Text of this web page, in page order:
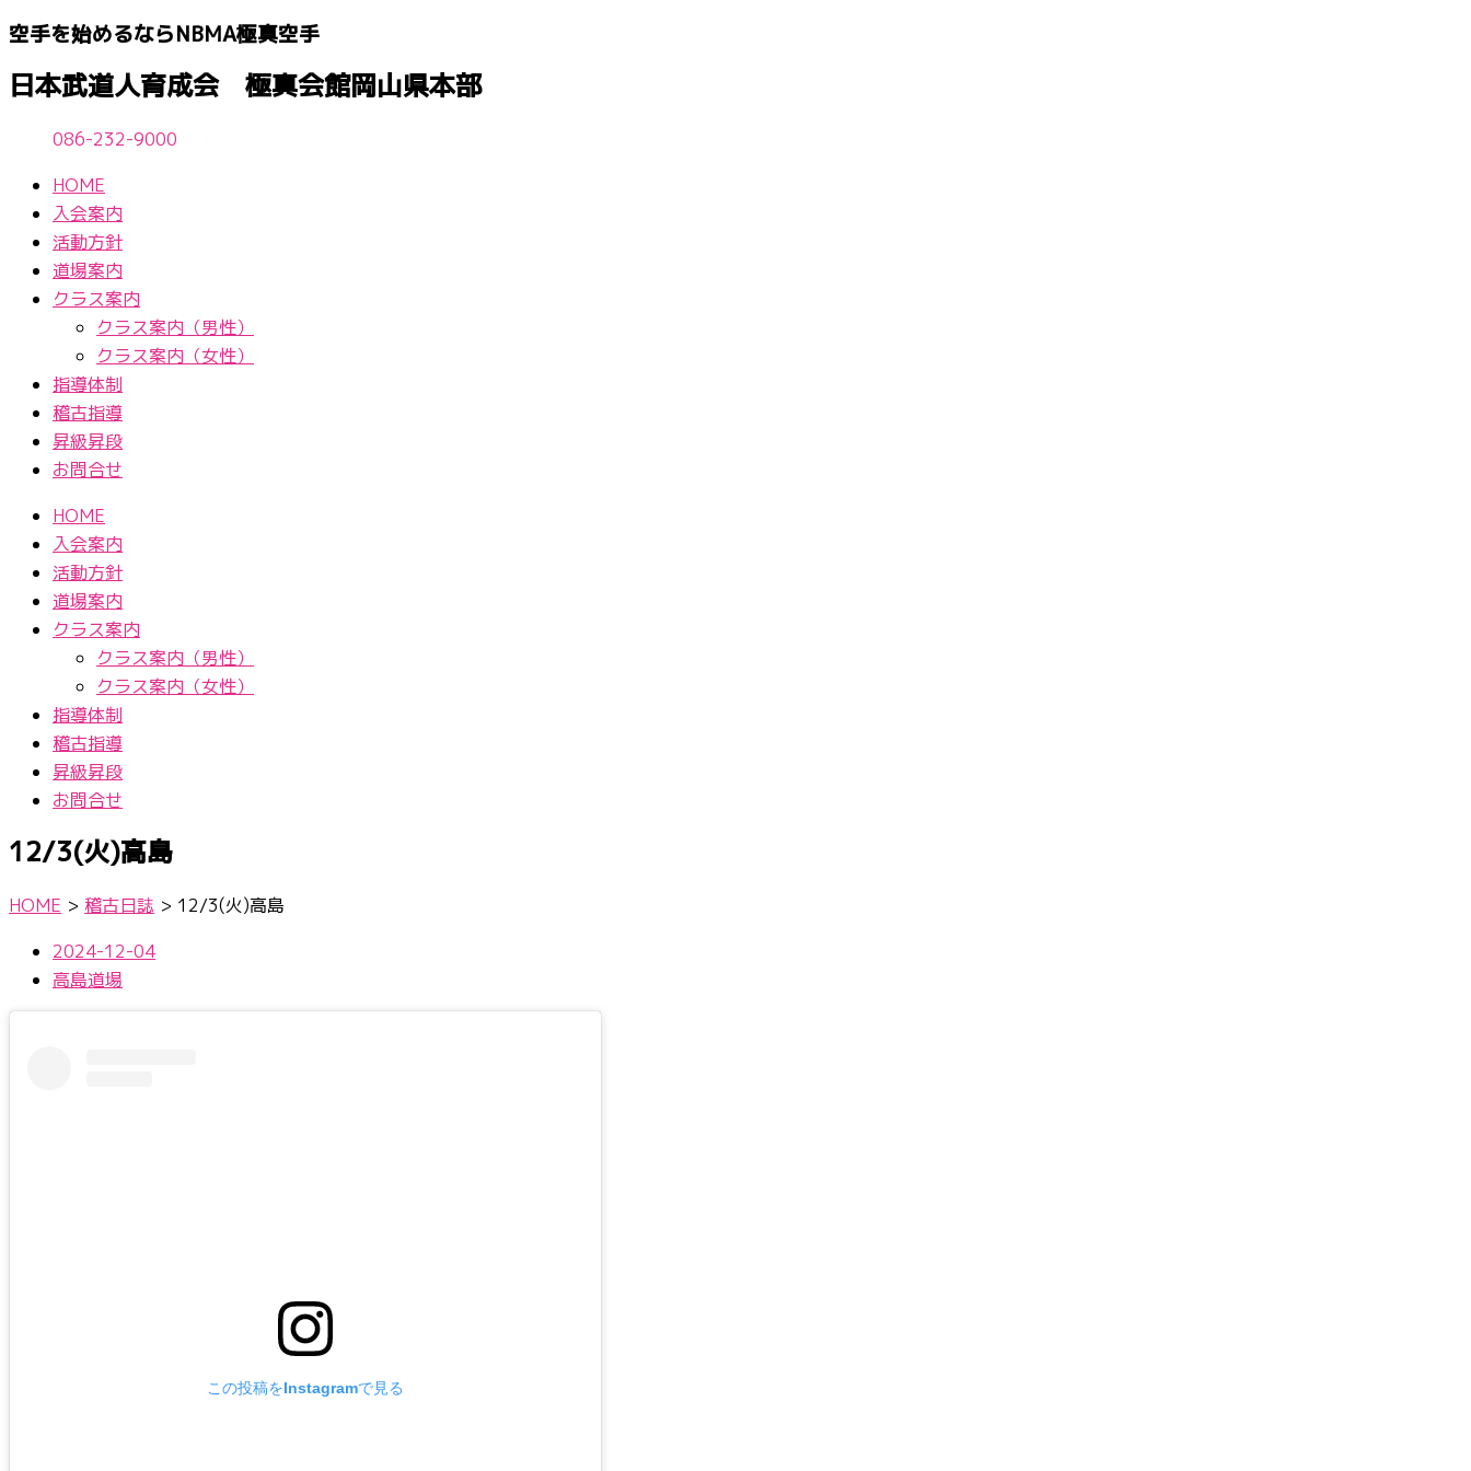
容
を
ス
空手を始めるならNBМA極真空手
日本武道人育成会 極真会館岡山県本部
086-232-9000
HOME
入会案内
活動方針
道場案内
クラス案内
クラス案内（男性）
クラス案内（女性）
指導体制
稽古指導
昇級昇段
お問合せ
HOME
入会案内
活動方針
道場案内
クラス案内
クラス案内（男性）
クラス案内（女性）
指導体制
稽古指導
昇級昇段
お問合せ
12/3(火)高島
HOME > 稽古日誌 > 12/3(火)高島
2024-12-04
高島道場
この投稿をInstagramで見る